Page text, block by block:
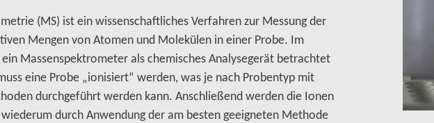
(MS) ist ein wissenschaftliches Verfahren zur Messung der
Mengen von Atomen und Molekülen in einer Probe. Im
Massenspektrometer als chemisches Analysegerät betrachtet
eine Probe „ionisiert“ werden, was je nach Probentyp mit
durchgeführt werden kann. Anschließend werden die Ionen
durch Anwendung der am besten geeigneten Methode